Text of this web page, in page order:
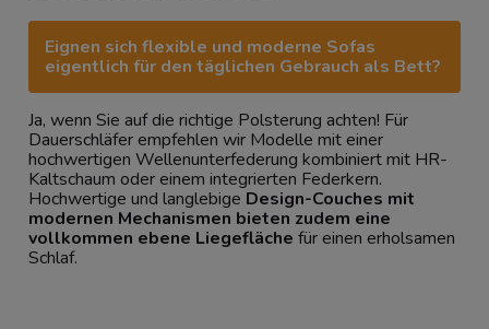
Eignen sich flexible und moderne Sofas
eigentlich für den täglichen Gebrauch als Bett?
Ja, wenn Sie auf die richtige Polsterung achten! Für
Dauerschläfer empfehlen wir Modelle mit einer
hochwertigen Wellenunterfederung kombiniert mit HR-
Kaltschaum oder einem integrierten Federkern.
Hochwertige und langlebige Design-Couches mit
modernen Mechanismen bieten zudem eine
vollkommen ebene Liegefläche für einen erholsamen
Schlaf.